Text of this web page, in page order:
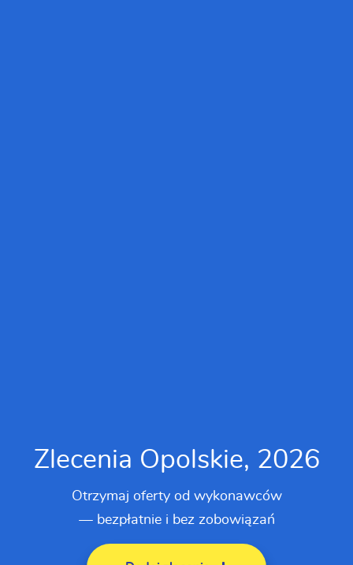
Zlecenia Opolskie, 2026
Otrzymaj oferty od wykonawców
— bezpłatnie i bez zobowiązań